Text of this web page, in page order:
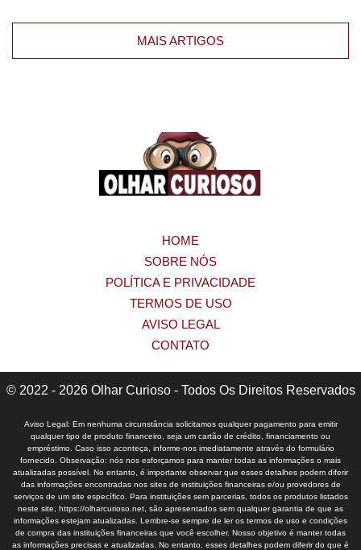
MAIS ARTIGOS
HOME
SOBRE NÓS
POLÍTICA E PRIVACIDADE
TERMOS DE USO
AVISO LEGAL
CONTATO
© 2022 - 2026 Olhar Curioso - Todos Os Direitos Reservados
Aviso Legal: Em nenhuma circunstância solicitamos qualquer pagamento para emitir
qualquer tipo de produto financeiro, seja um cartão de crédito, financiamento ou
empréstimo. Caso isso aconteça, informe-nos imediatamente através do formulário
fornecido. Observação: nós nos esforçamos para manter todas as informações o mais
atualizadas possível. No entanto, é importante observar que esses detalhes podem diferir
das informações encontradas nos sites de instituições financeiras e/ou provedores de
serviços de um site específico. Para instituições sem parcerias, todos os produtos listados
neste site, https://olharcurioso.net, são apresentados sem qualquer garantia de que as
informações estejam atualizadas. Lembre-se sempre de ler os termos de uso e condições
de compra das instituições financeiras que você escolher. Nosso objetivo é manter todas
as informações precisas e atualizadas. No entanto, esses detalhes podem diferir do que é